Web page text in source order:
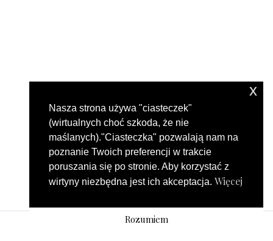
Nasza strona używa "ciasteczek"
(wirtualnych choć szkoda, że nie
maślanych)."Ciasteczka" pozwalają nam na
poznanie Twoich preferencji w trakcie
poruszania się po stronie. Aby korzystać z
wirtyny niezbędna jest ich akceptacja. Więcej
Rozumiem
x